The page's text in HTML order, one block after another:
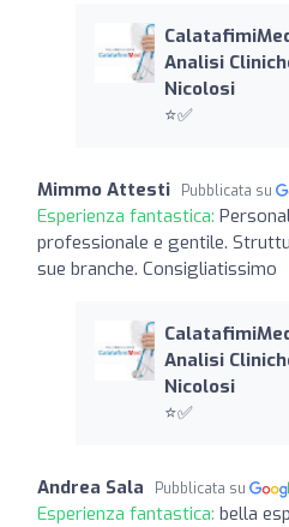
Analisi
Nicolosi
⭐️✅
Mimmo Attesti Pubblicata su
Esperienza fantastica:
professionale e gentile.
sue branche. Consigliatissimo
Analisi
Nicolosi
⭐️✅
Andrea Sala Pubblicata su
Esperienza fantastica: bella